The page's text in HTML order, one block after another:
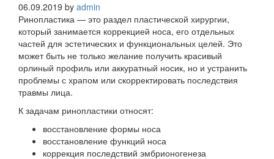
06.09.2019 by admin
Ринопластика — это раздел пластической хирургии,
который занимается коррекцией носа, его отдельных
частей для эстетических и функциональных целей. Это
может быть не только желание получить красивый
орлиный профиль или аккуратный носик, но и устранить
проблемы с храпом или скорректировать последствия
травмы лица.
К задачам ринопластики относят:
восстановление формы носа
восстановление функций носа
коррекция последствий эмбрионогенеза